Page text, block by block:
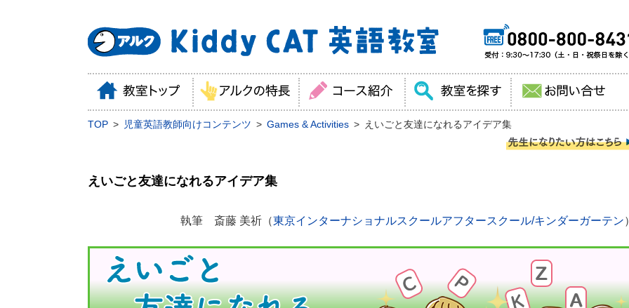
TOP 児童英語教師向けコンテンツ Games & Activities えいごと友達になれるアイデア集
えいごと友達になれるアイデア集
執筆 斎藤 美祈（東京インターナショナルスクールアフタースクール/キンダーガーテン